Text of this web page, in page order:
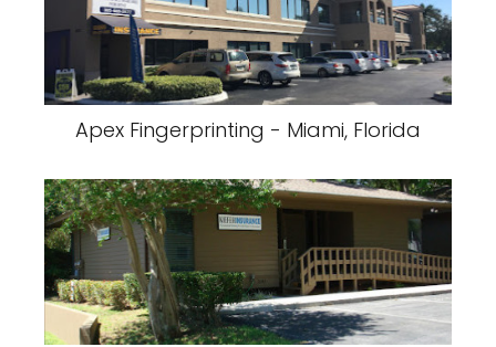
Apex Fingerprinting - Miami, Florida